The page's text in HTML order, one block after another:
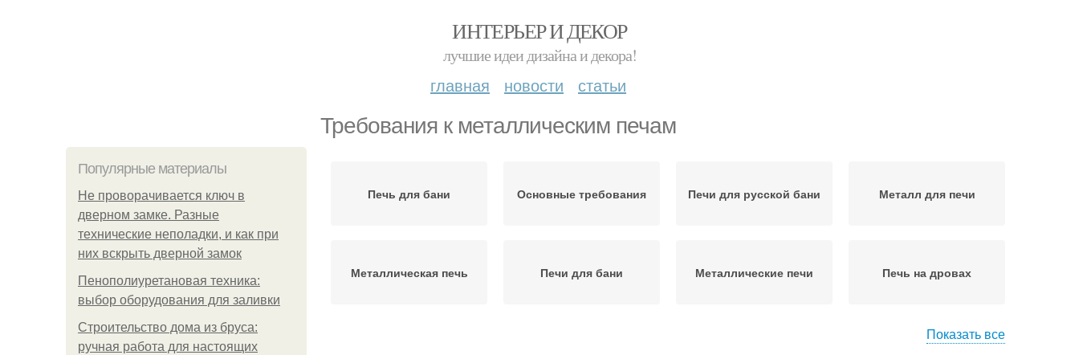
ИНТЕРЬЕР И ДЕКОР
лучшие идеи дизайна и декора!
главная новости статьи
Требования к металлическим печам
Популярные материалы
Не проворачивается ключ в
дверном замке. Разные
технические неполадки, и как при
них вскрыть дверной замок
Пенополиуретановая техника:
выбор оборудования для заливки
Строительство дома из бруса:
ручная работа для настоящих
Печь для бани Основные требования Печи для русской бани Металл для печи
Металлическая печь Печи для бани Металлические печи Печь на дровах
Показать все